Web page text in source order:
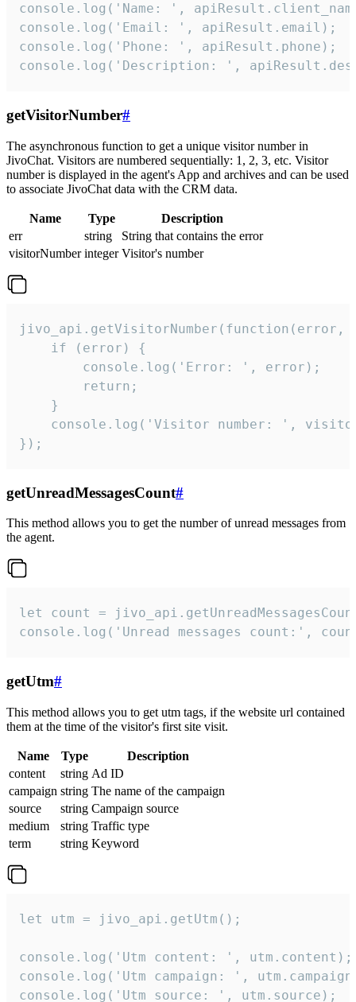
console.log('Name: ',
console.log('Email: ', apiResult.email);
console.log('Phone: ', apiResult.phone);
console.log('Description: ',
getVisitorNumber#
The asynchronous function to get a unique visitor number in
JivoChat. Visitors are numbered sequentially: 1, 2, 3, etc. Visitor
number is displayed in the agent's App and archives and can be used
to associate JivoChat data with the CRM data.
Name Type
Description
err
string
String that contains the error
visitorNumber integer Visitor's number
jivo_api.getVisitorNumber(function(error,
    if (error) {
        console.log('Error: ', error);
        return;
    }
console.log('Visitor number: ',
});
getUnreadMessagesCount#
This method allows you to get the number of unread messages from
the agent.
let count =
console.log('Unread messages count:',
getUtm#
This method allows you to get utm tags, if the website url contained
them at the time of the visitor's first site visit.
Name Type
Description
content
string Ad ID
campaign string The name of the campaign
source
string Campaign source
medium
string Traffic type
term
string Keyword
let utm = jivo_api.getUtm();
console.log('Utm content: ', utm.content);
console.log('Utm campaign: ',
console.log('Utm source: ', utm.source);